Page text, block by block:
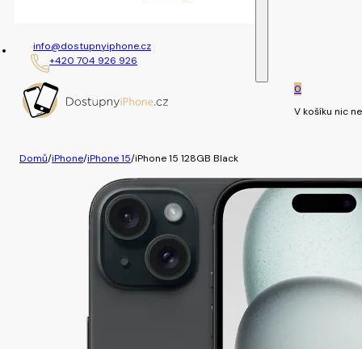
info@dostupnyiphone.cz
+420 704 926 926
0
V košíku nic
Domů/iPhone/iPhone 15/iPhone 15 128GB Black